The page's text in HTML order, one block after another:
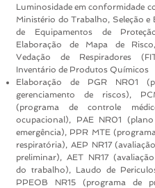
Luminosidade em conformidade
Ministério do Trabalho, Seleção e
de Equipamentos de
Elaboração de Mapa de
Vedação de Respiradores
Inventário de Produtos Químicos
Elaboração de PGR NR01
gerenciamento de riscos),
(programa de controle
ocupacional), PAE NR01
emergência), PPR MTE
respiratória), AEP NR17
preliminar), AET NR17
do trabalho), Laudo de
PPEOB NR15 (programa de